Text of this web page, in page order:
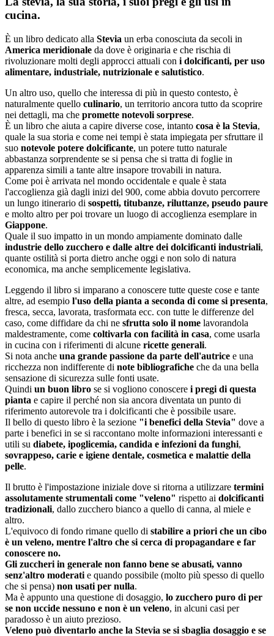
cucina.
È un libro dedicato alla Stevia un erba conosciuta da secoli in
America meridionale da dove è originaria e che rischia di
rivoluzionare molti degli approcci attuali con i dolcificanti, per uso
alimentare, industriale, nutrizionale e salutistico.
Un altro uso, quello che interessa di più in questo contesto, è
naturalmente quello culinario, un territorio ancora tutto da scoprire
nei dettagli, ma che promette notevoli sorprese.
È un libro che aiuta a capire diverse cose, intanto cosa è la Stevia,
quale la sua storia e come nei tempi è stata impiegata per sfruttare il
suo notevole potere dolcificante, un potere tutto naturale
abbastanza sorprendente se si pensa che si tratta di foglie in
apparenza simili a tante altre insapore trovabili in natura.
Come poi è arrivata nel mondo occidentale e quale è stata
l'accoglienza già dagli inizi del 900, come abbia dovuto percorrere
un lungo itinerario di sospetti, titubanze, riluttanze, pseudo paure
e molto altro per poi trovare un luogo di accoglienza esemplare in
Giappone.
Quale il suo impatto in un mondo ampiamente dominato dalle
industrie dello zucchero e dalle altre dei dolcificanti industriali,
quante ostilità si porta dietro anche oggi e non solo di natura
economica, ma anche semplicemente legislativa.
Leggendo il libro si imparano a conoscere tutte queste cose e tante
altre, ad esempio l'uso della pianta a seconda di come si presenta,
fresca, secca, lavorata, trasformata ecc. con tutte le differenze del
caso, come diffidare da chi ne sfrutta solo il nome lavorandola
maldestramente, come coltivarla con facilità in casa, come usarla
in cucina con i riferimenti di alcune ricette generali.
Si nota anche una grande passione da parte dell'autrice e una
ricchezza non indifferente di note bibliografiche che da una bella
sensazione di sicurezza sulle fonti usate.
Quindi un buon libro se si vogliono conoscere i pregi di questa
pianta e capire il perché non sia ancora diventata un punto di
riferimento autorevole tra i dolcificanti che è possibile usare.
Il bello di questo libro è la sezione "i benefici della Stevia" dove a
parte i benefici in se si raccontano molte informazioni interessanti e
utili su diabete, ipoglicemia, candida e infezioni da funghi,
sovrappeso, carie e igiene dentale, cosmetica e malattie della
pelle.
Il brutto è l'impostazione iniziale dove si ritorna a utilizzare termini
assolutamente strumentali come "veleno" rispetto ai dolcificanti
tradizionali, dallo zucchero bianco a quello di canna, al miele e
altro.
L'equivoco di fondo rimane quello di stabilire a priori che un cibo
è un veleno, mentre l'altro che si cerca di propagandare e far
conoscere no.
Gli zuccheri in generale non fanno bene se abusati, vanno
senz'altro moderati e quando possibile (molto più spesso di quello
che si pensa) non usati per nulla.
Ma è appunto una questione di dosaggio, lo zucchero puro di per
se non uccide nessuno e non è un veleno, in alcuni casi per
paradosso è un aiuto prezioso.
Veleno può diventarlo anche la Stevia se si sbaglia dosaggio e se